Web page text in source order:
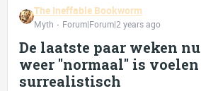
The Ineffable Bookworm
Myth Forum|Forum|2 years ago
De laatste paar weken
weer "normaal" is
surrealistisch